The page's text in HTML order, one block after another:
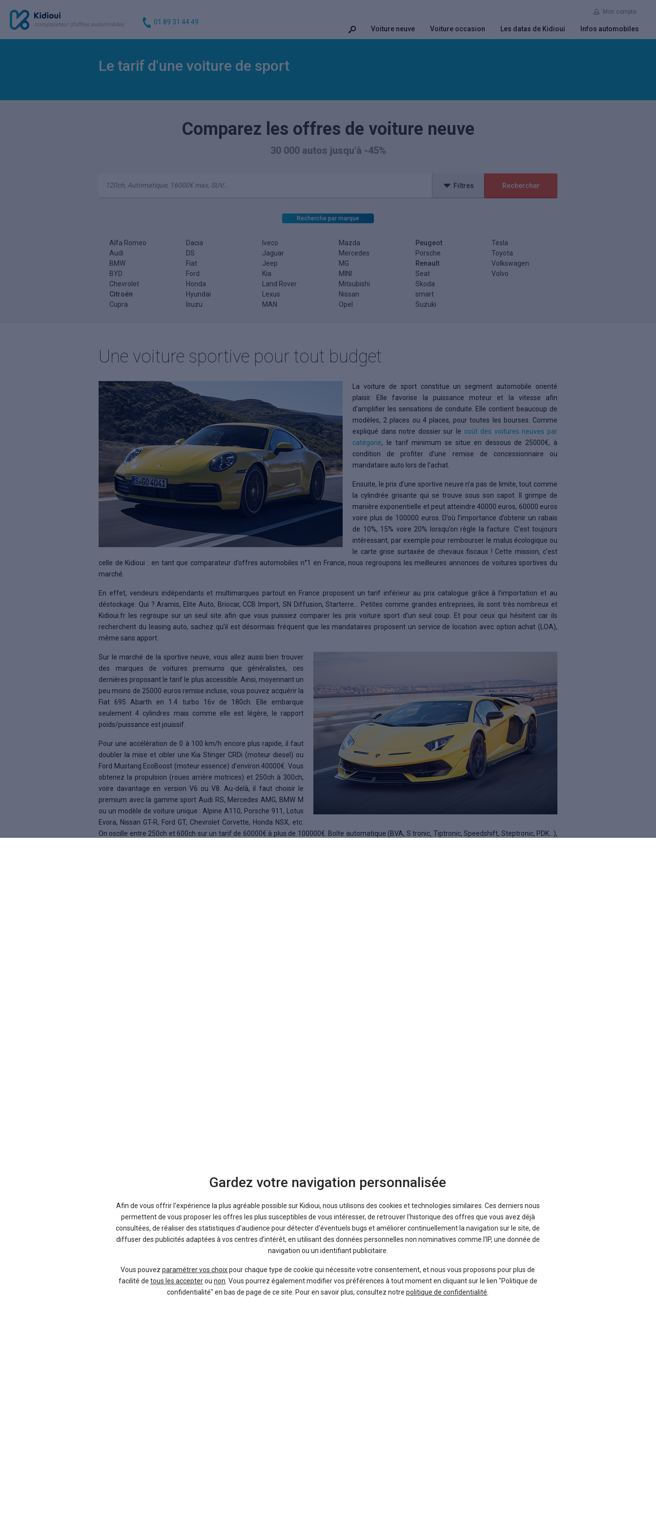
comparateur d'offres automobiles 01 89 31 44 49
Mon compte
Voiture neuve Voiture occasion Les datas de Kidioui Infos automobiles
Le tarif d'une voiture de sport
Comparez les offres de voiture neuve
30 000 autos jusqu'à -45%
Filtres
Recherche par marque
Alfa Romeo
Audi
BMW
BYD
Chevrolet
Citroën
Cupra
Dacia
DS
Fiat
Ford
Honda
Hyundai
Isuzu
Iveco
Jaguar
Jeep
Kia
Land Rover
Lexus
MAN
Mazda
Mercedes
MG
MINI
Mitsubishi
Nissan
Opel
Peugeot
Porsche
Renault
Seat
Skoda
smart
Suzuki
Tesla
Toyota
Volkswagen
Volvo
Une voiture sportive pour tout budget
La voiture de sport constitue un segment automobile orienté
plaisir. Elle favorise la puissance moteur et la vitesse afin
d’amplifier les sensations de conduite. Elle contient beaucoup de
modèles, 2 places ou 4 places, pour toutes les bourses. Comme
expliqué dans notre dossier sur le coût des voitures neuves par
catégorie, le tarif minimum se situe en dessous de 25000€, à
condition de profiter d’une remise de concessionnaire ou
mandataire auto lors de l’achat.
Ensuite, le prix d’une sportive neuve n’a pas de limite, tout comme
la cylindrée grisante qui se trouve sous son capot. Il grimpe de
manière exponentielle et peut atteindre 40000 euros, 60000 euros
voire plus de 100000 euros. D’où l’importance d’obtenir un rabais
de 10%, 15% voire 20% lorsqu’on règle la facture. C’est toujours
intéressant, par exemple pour rembourser le malus écologique ou
le carte grise surtaxée de chevaux fiscaux ! Cette mission, c’est
celle de Kidioui : en tant que comparateur d’offres automobiles n°1 en France, nous regroupons les meilleures annonces de voitures sportives du
marché.
En effet, vendeurs indépendants et multimarques partout en France proposent un tarif inférieur au prix catalogue grâce à l’importation et au
déstockage. Qui ? Aramis, Elite Auto, Briocar, CCB Import, SN Diffusion, Starterre… Petites comme grandes entreprises, ils sont très nombreux et
Kidioui.fr les regroupe sur un seul site afin que vous puissiez comparer les prix voiture sport d’un seul coup. Et pour ceux qui hésitent car ils
recherchent du leasing auto, sachez qu’il est désormais fréquent que les mandataires proposent un service de location avec option achat (LOA),
même sans apport.
Sur le marché de la sportive neuve, vous allez aussi bien trouver
des marques de voitures premiums que généralistes, ces
dernières proposant le tarif le plus accessible. Ainsi, moyennant un
peu moins de 25000 euros remise incluse, vous pouvez acquérir la
Fiat 695 Abarth en 1.4 turbo 16v de 180ch. Elle embarque
seulement 4 cylindres mais comme elle est légère, le rapport
poids/puissance est jouissif.
Pour une accélération de 0 à 100 km/h encore plus rapide, il faut
doubler la mise et cibler une Kia Stinger CRDi (moteur diesel) ou
Ford Mustang EcoBoost (moteur essence) d’environ 40000€. Vous
obtenez la propulsion (roues arrière motrices) et 250ch à 300ch,
voire davantage en version V6 ou V8. Au-delà, il faut choisir le
premium avec la gamme sport Audi RS, Mercedes AMG, BMW M
ou un modèle de voiture unique : Alpine A110, Porsche 911, Lotus
Evora, Nissan GT-R, Ford GT, Chevrolet Corvette, Honda NSX, etc.
On oscille entre 250ch et 600ch sur un tarif de 60000€ à plus de 100000€. Boîte automatique (BVA, S tronic, Tiptronic, Speedshift, Steptronic, PDK…),
Leon ST
jusqu'à
-34 %
à partir de
28 828 €
Voir les 13 offres
Gardez votre navigation personnalisée
Afin de vous offrir l'expérience la plus agréable possible sur Kidioui, nous utilisons des cookies et technologies similaires. Ces derniers nous
permettent de vous proposer les offres les plus susceptibles de vous intéresser, de retrouver l'historique des offres que vous avez déjà
consultées, de réaliser des statistiques d'audience pour détecter d'éventuels bugs et améliorer continuellement la navigation sur le site, de
diffuser des publicités adaptées à vos centres d'intérêt, en utilisant des données personnelles non nominatives comme l'IP, une donnée de
navigation ou un identifiant publicitaire.
Vous pouvezparamétrer vos choixpour chaque type de cookie qui nécessite votre consentement, et nous vous proposons pour plus de
facilité de tous les accepterou non . Vous pourrez également modifier vos préférences à tout moment en cliquant sur le lien "Politique de
confidentialité" en bas de page de ce site. Pour en savoir plus, consultez notrepolitique de confidentialité